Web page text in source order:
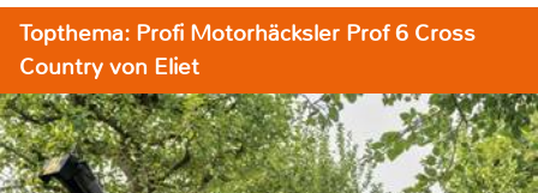
Topthema: Profi Motorhäcksler Prof 6 Cross
Country von Eliet